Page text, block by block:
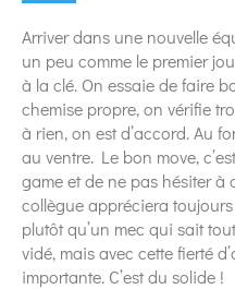
Arriver dans une nouvelle
un peu comme le premier
à la clé. On essaie de faire
chemise propre, on vérifie
à rien, on est d’accord. Au
au ventre. Le bon move,
game et de ne pas hésiter
collègue appréciera
plutôt qu’un mec qui sait
vidé, mais avec cette fierté
importante. C’est du solide !